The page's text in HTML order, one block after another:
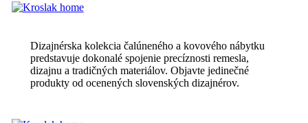
Dizajnérska kolekcia čalúneného a kovového nábytku
predstavuje dokonalé spojenie precíznosti remesla,
dizajnu a tradičných materiálov. Objavte jedinečné
produkty od ocenených slovenských dizajnérov.